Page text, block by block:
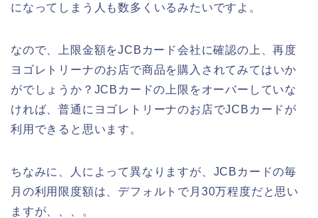
になってしまう人も数多くいるみたいですよ。
なので、上限金額をJCBカード会社に確認の上、再度
ヨゴレトリーナのお店で商品を購入されてみてはいか
がでしょうか？JCBカードの上限をオーバーしていな
ければ、普通にヨゴレトリーナのお店でJCBカードが
利用できると思います。
ちなみに、人によって異なりますが、JCBカードの毎
月の利用限度額は、デフォルトで月30万程度だと思い
ますが、、、。